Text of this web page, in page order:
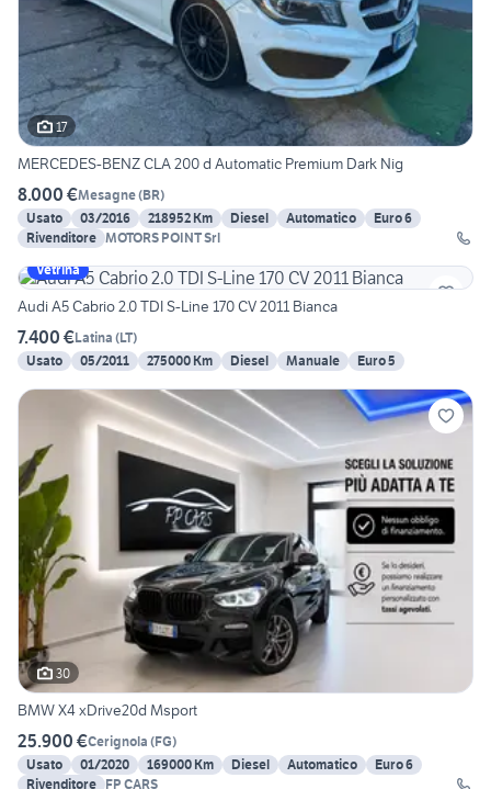
17
MERCEDES-BENZ CLA 200 d Automatic Premium Dark Nig
8.000 €Mesagne(BR)
Usato
03/2016 218952 Km Diesel Automatico
Euro 6
Rivenditore MOTORS POINT Srl
Vetrina
Audi A5 Cabrio 2.0 TDI S-Line 170 CV 2011 Bianca
7.400 €Latina (LT)
Usato
05/2011 275000 Km Diesel Manuale Euro 5
30
BMW X4 xDrive20d Msport
25.900 €Cerignola (FG)
Usato
01/2020 169000 Km Diesel Automatico
Euro 6
Rivenditore FP CARS